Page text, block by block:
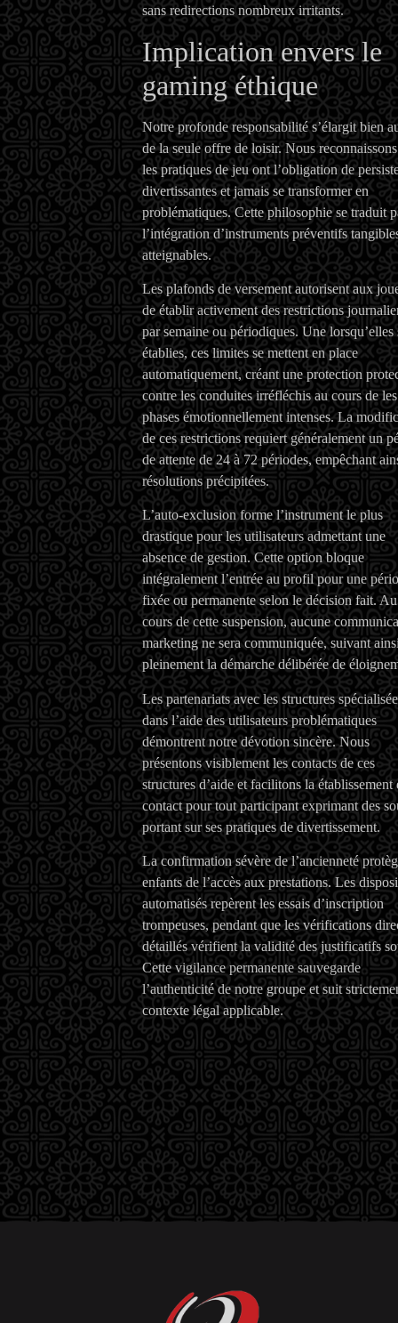
sans redirections nombreux irritants.
Implication envers le
gaming éthique
Notre profonde responsabilité s’élargit bien
de la seule offre de loisir. Nous
les pratiques de jeu ont l’obligation de
divertissantes et jamais se transformer en
problématiques. Cette philosophie se traduit
l’intégration d’instruments préventifs
atteignables.
Les plafonds de versement autorisent aux
de établir activement des restrictions
par semaine ou périodiques. Une lorsqu’elles
établies, ces limites se mettent en place
automatiquement, créant une protection
contre les conduites irréfléchis au cours de les
phases émotionnellement intenses. La
de ces restrictions requiert généralement un
de attente de 24 à 72 périodes, empêchant
résolutions précipitées.
L’auto-exclusion forme l’instrument le plus
drastique pour les utilisateurs admettant une
absence de gestion. Cette option bloque
intégralement l’entrée au profil pour une
fixée ou permanente selon le décision fait. Au
cours de cette suspension, aucune
marketing ne sera communiquée, suivant
pleinement la démarche délibérée de
Les partenariats avec les structures
dans l’aide des utilisateurs problématiques
démontrent notre dévotion sincère. Nous
présentons visiblement les contacts de ces
structures d’aide et facilitons la établissement
contact pour tout participant exprimant des
portant sur ses pratiques de divertissement.
La confirmation sévère de l’ancienneté
enfants de l’accès aux prestations. Les
automatisés repèrent les essais d’inscription
trompeuses, pendant que les vérifications
détaillés vérifient la validité des justificatifs
Cette vigilance permanente sauvegarde
l’authenticité de notre groupe et suit
contexte légal applicable.